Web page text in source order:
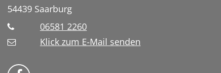
54439 Saarburg
06581 2260
Klick zum E-Mail senden
Bistum Trier auf Facebook